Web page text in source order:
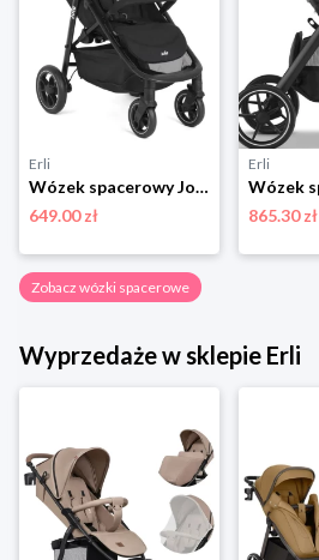
Erli
Wózek spacerowy Joie Litetrax Shale do 22 kg czarny
649.00 zł
Erli
865.30 zł
Zobacz wózki spacerowe
Wyprzedaże w sklepie Erli